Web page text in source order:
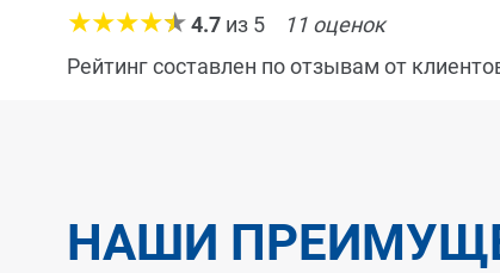
4.7 из 5 11 оценок
Рейтинг составлен по отзывам от
НАШИ